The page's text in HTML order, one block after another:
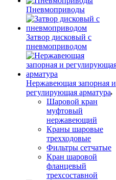
Пневмоприводы
Затвор дисковый с
пневмоприводом
Нержавеющая запорная и
регулирующая арматура
Шаровой кран
муфтовый
нержавеющий
Краны шаровые
трехходовые
Фильтры сетчатые
Кран шаровой
фланцевый
трехсоставной